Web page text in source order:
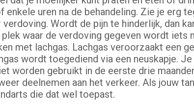
uren na de behandeling. Zie je erg
Wordt de pijn te hinderlijk, dan
plek waar de verdoving gegeven wordt
met lachgas. Lachgas veroorzaakt een
wordt toegediend via een neuskapje.
worden gebruikt in de eerste drie
deelnemen aan het verkeer. Als jouw
die dat wel toepast.